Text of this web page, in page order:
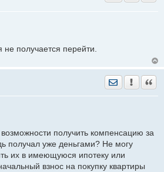
получается перейти.
Отправить
получить компенсацию за
получал уже деньгами? Не могу
их в имеющуюся ипотеку или
взнос на покупку квартиры